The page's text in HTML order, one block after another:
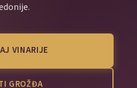
VINARIJE
GROŽĐA